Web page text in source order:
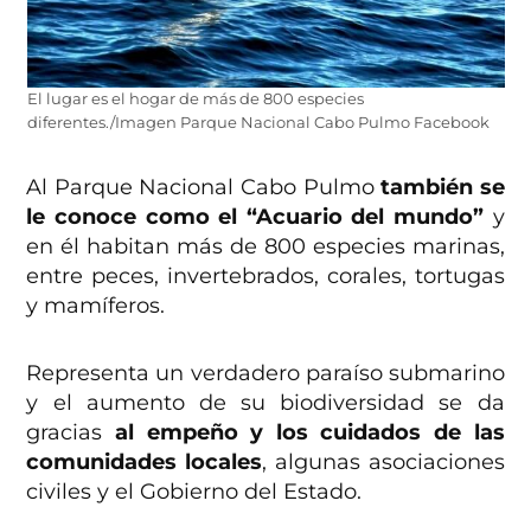
El lugar es el hogar de más de 800 especies
diferentes./Imagen Parque Nacional Cabo Pulmo Facebook
Al Parque Nacional Cabo Pulmotambién se
le conoce como el “Acuario del mundo” y
en él habitan más de 800 especies marinas,
entre peces, invertebrados, corales, tortugas
y mamíferos.
Representa un verdadero paraíso submarino
y el aumento de su biodiversidad se da
graciasal empeño y los cuidados de las
comunidades locales, algunas asociaciones
civiles y el Gobierno del Estado.